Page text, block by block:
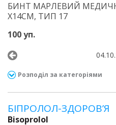
БИНТ МАРЛЕВИЙ
Х14СМ, ТИП 17
100 уп.
Розподіл за категоріями
БІПРОЛОЛ-ЗДОРОВ’Я
Bisoprolol